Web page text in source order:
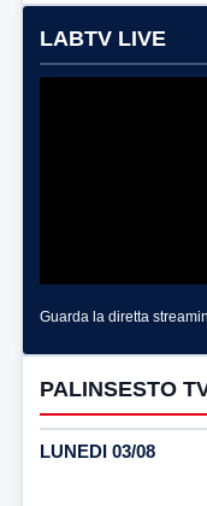
LABTV LIVE
Guarda la diretta
PALINSESTO
LUNEDI 03/08